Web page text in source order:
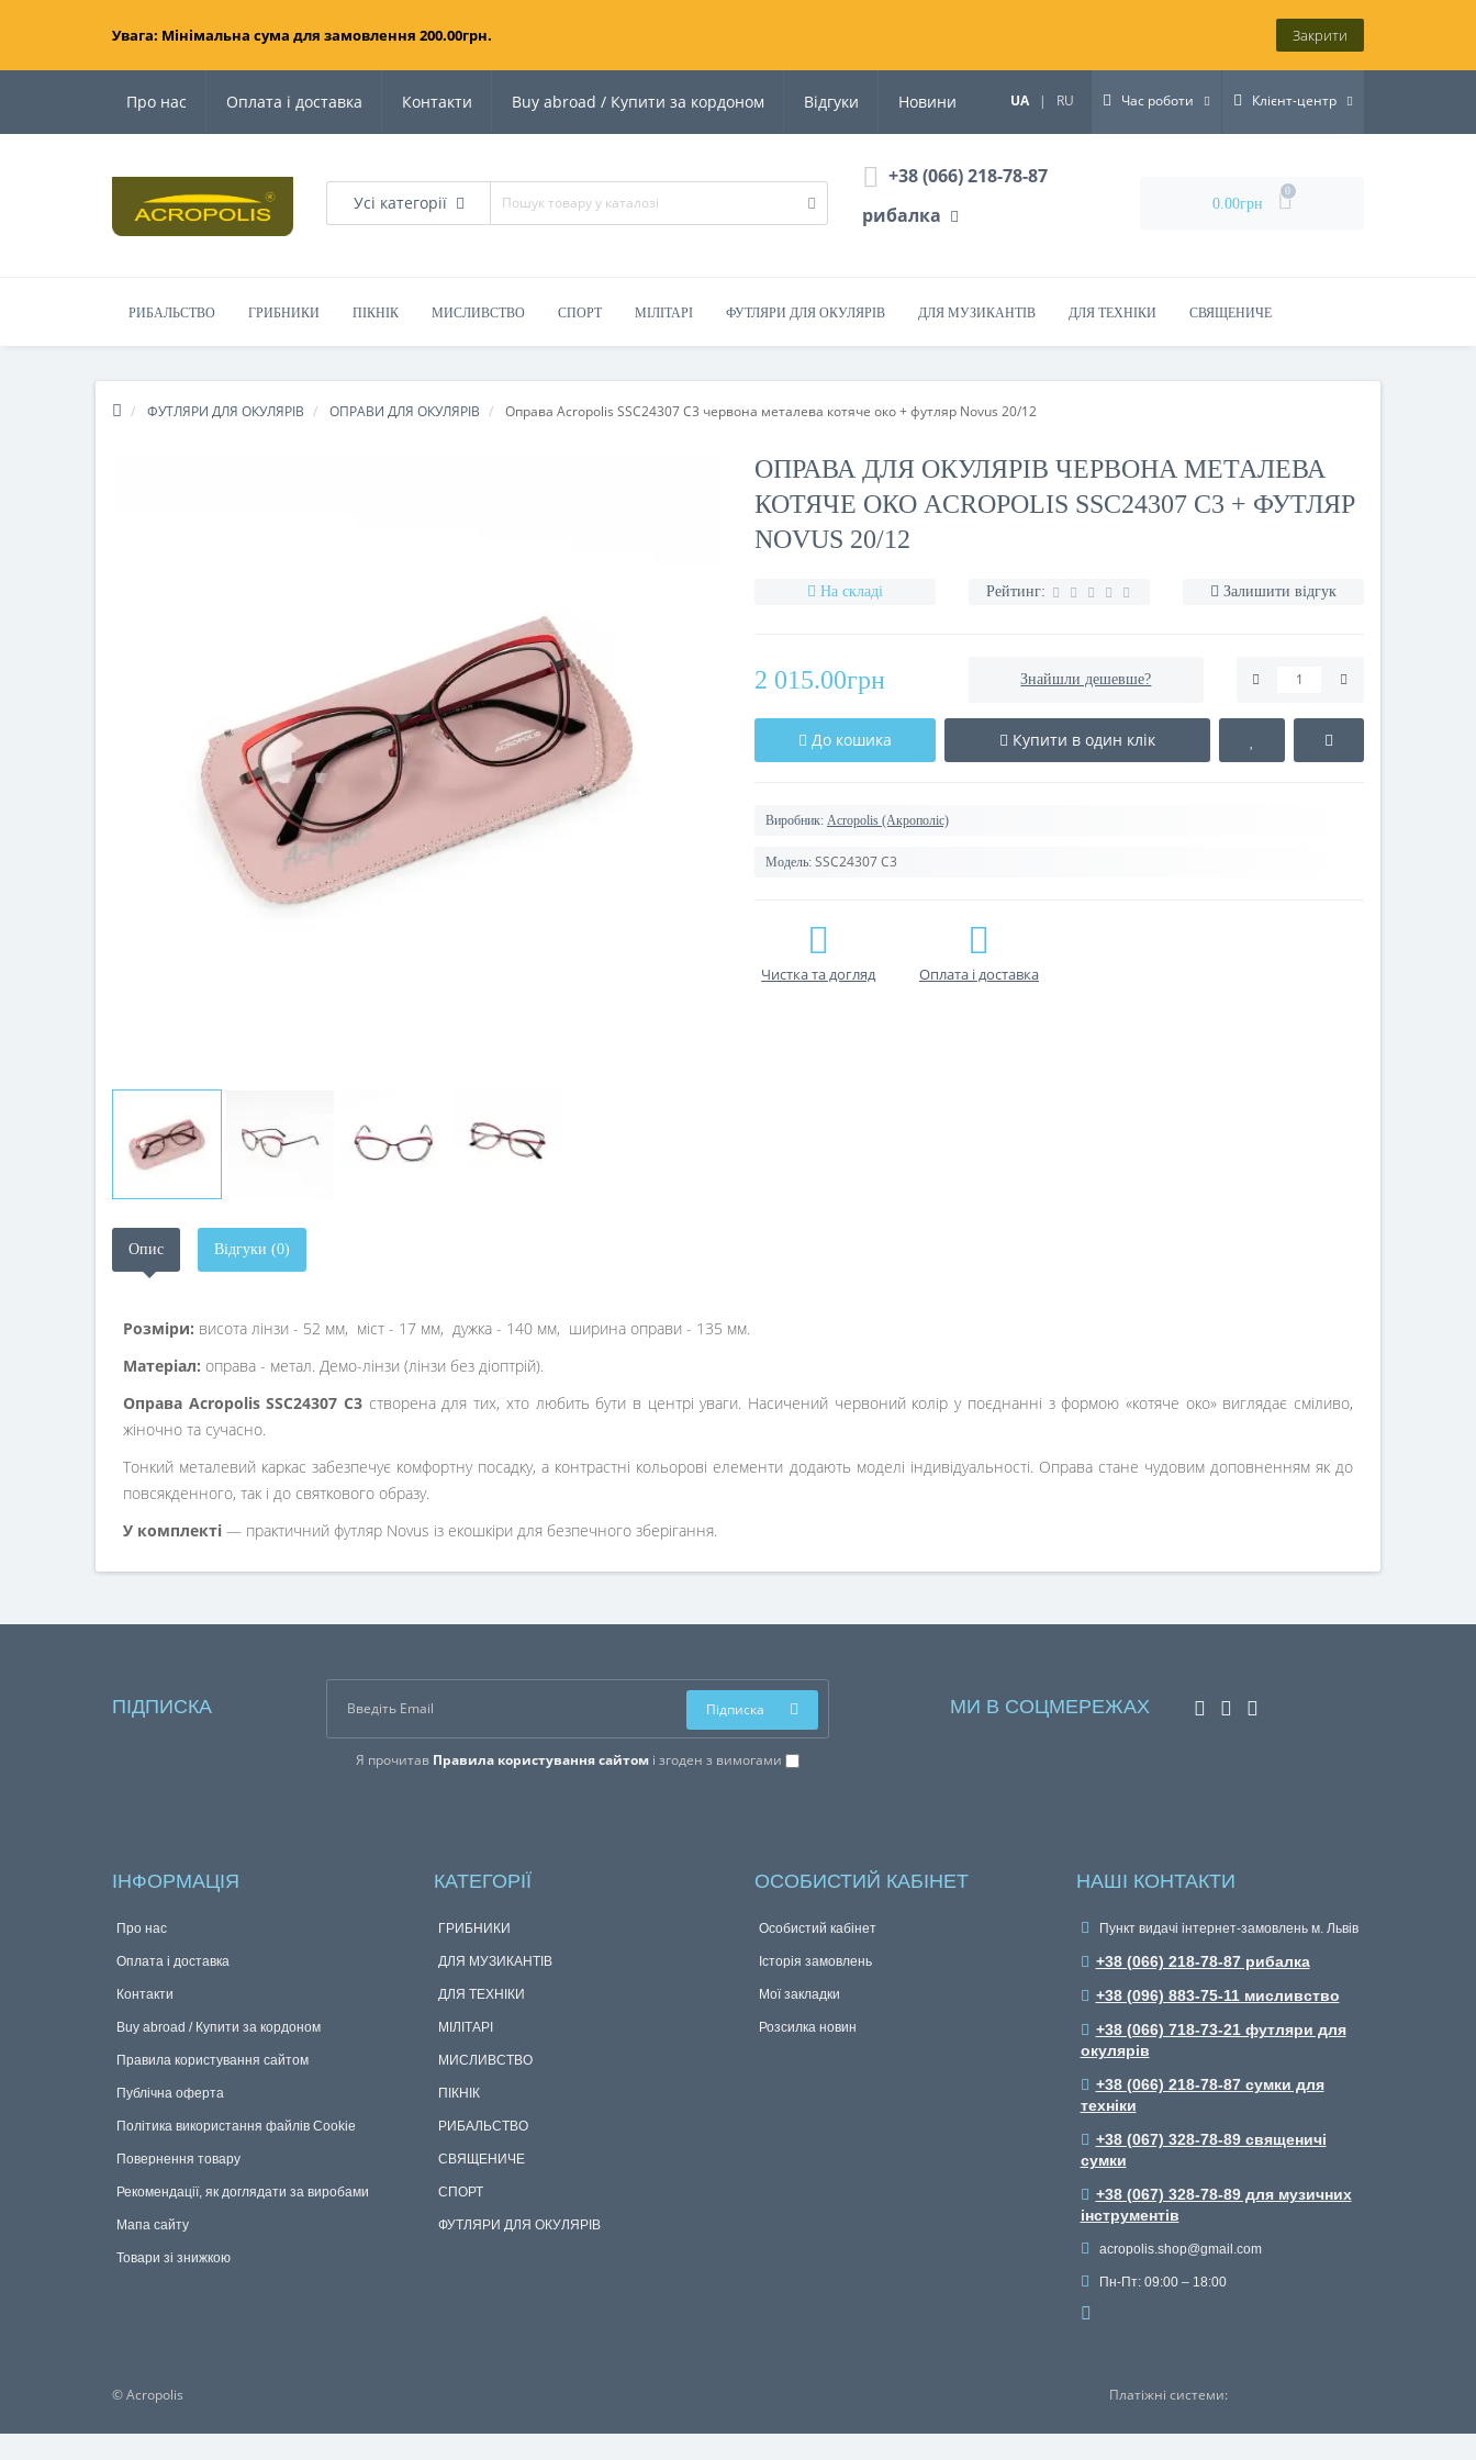
Увага: Мінімальна сума для замовлення 200.00грн. Закрити
Про нас Оплата і доставка Контакти Buy abroad / Купити за кордоном Відгуки Новини UA | RU Час роботи Клієнт-центр
Усі категорії
+38 (066) 218-78-87
рибалка
0.00грн
0
РИБАЛЬСТВО ГРИБНИКИ ПІКНІК МИСЛИВСТВО СПОРТ МІЛІТАРІ ФУТЛЯРИ ДЛЯ ОКУЛЯРІВ ДЛЯ МУЗИКАНТІВ ДЛЯ ТЕХНІКИ СВЯЩЕНИЧЕ
ФУТЛЯРИ ДЛЯ ОКУЛЯРІВ ОПРАВИ ДЛЯ ОКУЛЯРІВ Оправа Acropolis SSC24307 C3 червона металева котяче око + футляр Novus 20/12
ОПРАВА ДЛЯ ОКУЛЯРІВ ЧЕРВОНА МЕТАЛЕВА
КОТЯЧЕ ОКО ACROPOLIS SSC24307 C3 + ФУТЛЯР
NOVUS 20/12
На складі Рейтинг: Залишити відгук
2 015.00грн Знайшли дешевше?
До кошика Купити в один клік
Виробник: Acropolis (Акрополіс)
Модель: SSC24307 C3
Чистка та догляд Оплата і доставка
Опис Відгуки (0)
Розміри: висота лінзи - 52 мм, міст - 17 мм, дужка - 140 мм, ширина оправи - 135 мм.
Матеріал: оправа - метал. Демо-лінзи (лінзи без діоптрій).
Оправа Acropolis SSC24307 C3 створена для тих, хто любить бути в центрі уваги. Насичений червоний колір у поєднанні з формою «котяче око» виглядає сміливо,
жіночно та сучасно.
Тонкий металевий каркас забезпечує комфортну посадку, а контрастні кольорові елементи додають моделі індивідуальності. Оправа стане чудовим доповненням як до
повсякденного, так і до святкового образу.
У комплекті — практичний футляр Novus із екошкіри для безпечного зберігання.
ПІДПИСКА
Я прочитав Правила користування сайтомі згоден з вимогами
Підписка МИ В СОЦМЕРЕЖАХ
ІНФОРМАЦІЯ
Про нас
Оплата і доставка
Контакти
Buy abroad / Купити за кордоном
Правила користування сайтом
Публічна оферта
Політика використання файлів Cookie
Повернення товару
Рекомендації, як доглядати за виробами
Мапа сайту
Товари зі знижкою
КАТЕГОРІЇ
ГРИБНИКИ
ДЛЯ МУЗИКАНТІВ
ДЛЯ ТЕХНІКИ
МІЛІТАРІ
МИСЛИВСТВО
ПІКНІК
РИБАЛЬСТВО
СВЯЩЕНИЧЕ
СПОРТ
ФУТЛЯРИ ДЛЯ ОКУЛЯРІВ
ОСОБИСТИЙ КАБІНЕТ
Особистий кабінет
Історія замовлень
Мої закладки
Розсилка новин
НАШІ КОНТАКТИ
Пункт видачі інтернет-замовлень м. Львів
+38 (066) 218-78-87 рибалка
+38 (096) 883-75-11 мисливство
+38 (066) 718-73-21 футляри для
окулярів
+38 (066) 218-78-87 сумки для
техніки
+38 (067) 328-78-89 священичі
сумки
+38 (067) 328-78-89 для музичних
інструментів
acropolis.shop@gmail.com
Пн-Пт: 09:00 – 18:00
© Acropolis Платіжні системи: